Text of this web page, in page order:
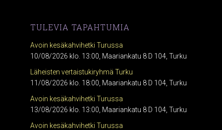
TULEVIA TAPAHTUMIA
Avoin kesäkahvihetki Turussa
10/08/2026 klo. 13:00, Maariankatu 8 D 104, Turku
Läheisten vertaistukiryhmä Turku
11/08/2026 klo. 18:00, Maariankatu 8 D 104, Turku
Avoin kesäkahvihetki Turussa
13/08/2026 klo. 13:00, Maariankatu 8 D 104, Turku
Avoin kesäkahvihetki Turussa